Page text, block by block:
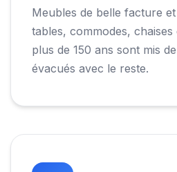
Meubles de belle facture
tables, commodes,
plus de 150 ans sont mis
évacués avec le reste.